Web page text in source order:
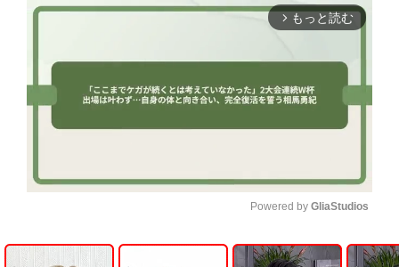
arrow_forward_ios もっと読む
U
n
Powered by GliaStudios